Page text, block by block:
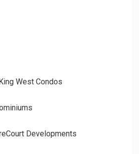
King West Condos
Developments